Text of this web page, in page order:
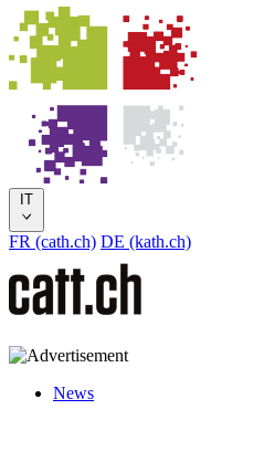
IT
FR (cath.ch) DE (kath.ch)
News